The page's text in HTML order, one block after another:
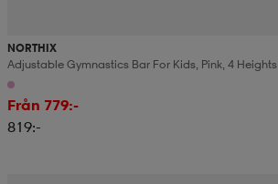
NORTHIX
Adjustable Gymnastics Bar For Kids, Pink, 4 Heights
Från 779:-
819:-